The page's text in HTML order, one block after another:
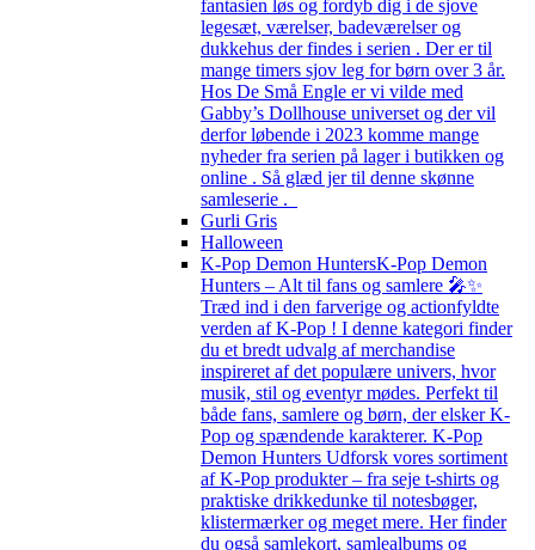
fantasien løs og fordyb dig i de sjove
legesæt, værelser, badeværelser og
dukkehus der findes i serien . Der er til
mange timers sjov leg for børn over 3 år.
Hos De Små Engle er vi vilde med
Gabby’s Dollhouse universet og der vil
derfor løbende i 2023 komme mange
nyheder fra serien på lager i butikken og
online . Så glæd jer til denne skønne
samleserie .
Gurli Gris
Halloween
K-Pop Demon HuntersK-Pop Demon
Hunters – Alt til fans og samlere 🎤✨
Træd ind i den farverige og actionfyldte
verden af K-Pop ! I denne kategori finder
du et bredt udvalg af merchandise
inspireret af det populære univers, hvor
musik, stil og eventyr mødes. Perfekt til
både fans, samlere og børn, der elsker K-
Pop og spændende karakterer. K-Pop
Demon Hunters Udforsk vores sortiment
af K-Pop produkter – fra seje t-shirts og
praktiske drikkedunke til notesbøger,
klistermærker og meget mere. Her finder
du også samlekort, samlealbums og